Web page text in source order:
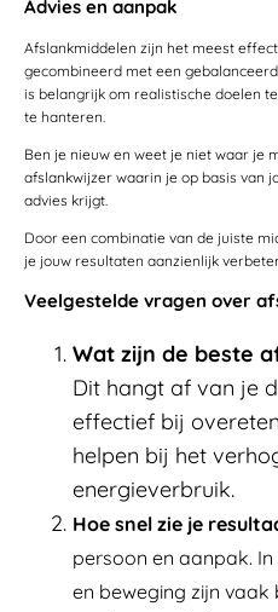
Advies en aanpak
Afslankmiddelen zijn het meest
gecombineerd met een
is belangrijk om realistische doelen
te hanteren.
Ben je nieuw en weet je niet waar je
afslankwijzer waarin je op basis van
advies krijgt.
Door een combinatie van de juiste
je jouw resultaten aanzienlijk
Veelgestelde vragen over
Wat zijn de beste
Dit hangt af van je
effectief bij
helpen bij het
energieverbruik.
Hoe snel zie je
persoon en aanpak.
en beweging zijn vaak